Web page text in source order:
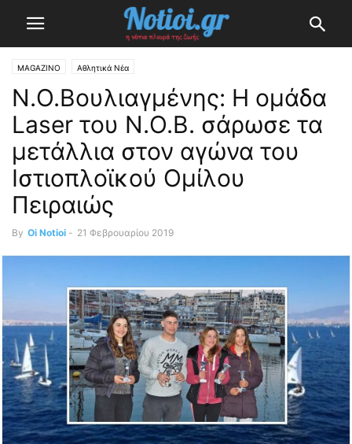
MAGAZINO Αθλητικά Νέα
Ν.Ο.Βουλιαγμένης: Η ομάδα
Laser του Ν.Ο.Β. σάρωσε τα
μετάλλια στον αγώνα του
Ιστιοπλοϊκού Ομίλου
Πειραιώς
By Oi Notioi - 21 Φεβρουαρίου 2019